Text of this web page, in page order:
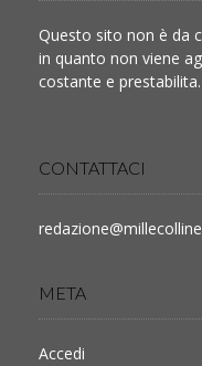
Questo sito non è da
in quanto non viene
costante e prestabilita.
CONTATTACI
META
Accedi